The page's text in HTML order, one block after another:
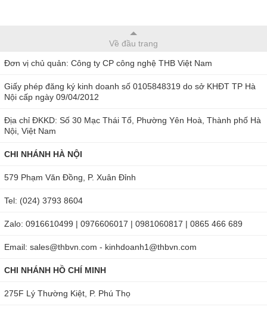
Đặc điểm nổi bật của bút đo pH/TDS/EC/Nhiệt độ EZ-9908
năng EZ-9908?
sách rất tiện lợi. Màn hình LCD hiển thị chữ số rõ nét, có
đèn LED xanh giúp quan sát tốt. Kết quả cho ra nhanh,
bằng chất liệu không gỉ sét, không bị ăn mòn, đảm bảo duy
Về đầu trang
Đơn vị chủ quản: Công ty CP công nghệ THB Việt Nam
Giấy phép đăng ký kinh doanh số 0105848319 do sở KHĐT TP Hà
Nội cấp ngày 09/04/2012
Địa chỉ ĐKKD: Số 30 Mạc Thái Tổ, Phường Yên Hoà, Thành phố Hà
Nội, Việt Nam
CHI NHÁNH HÀ NỘI
579 Phạm Văn Đồng, P. Xuân Đỉnh
Tel: (024) 3793 8604
Zalo: 0916610499 | 0976606017 | 0981060817 | 0865 466 689
Email: sales@thbvn.com - kinhdoanh1@thbvn.com
CHI NHÁNH HỒ CHÍ MINH
275F Lý Thường Kiệt, P. Phú Thọ